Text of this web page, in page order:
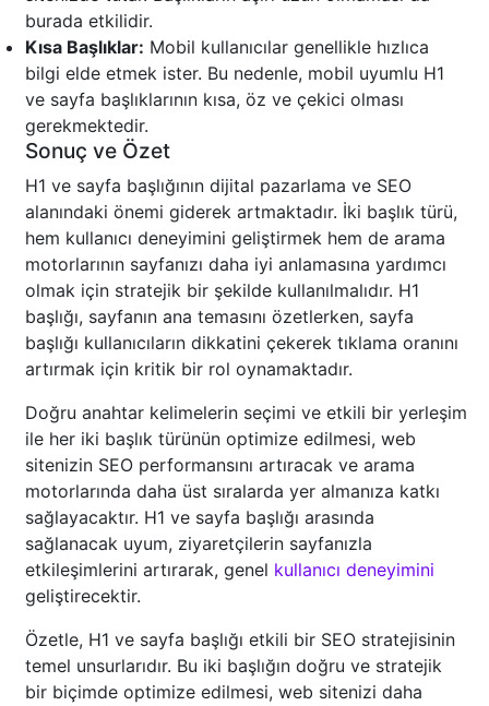
burada etkilidir.
Kısa Başlıklar: Mobil kullanıcılar genellikle hızlıca
bilgi elde etmek ister. Bu nedenle, mobil uyumlu H1
ve sayfa başlıklarının kısa, öz ve çekici olması
gerekmektedir.
Sonuç ve Özet
H1 ve sayfa başlığının dijital pazarlama ve SEO
alanındaki önemi giderek artmaktadır. İki başlık türü,
hem kullanıcı deneyimini geliştirmek hem de arama
motorlarının sayfanızı daha iyi anlamasına yardımcı
olmak için stratejik bir şekilde kullanılmalıdır. H1
başlığı, sayfanın ana temasını özetlerken, sayfa
başlığı kullanıcıların dikkatini çekerek tıklama oranını
artırmak için kritik bir rol oynamaktadır.
Doğru anahtar kelimelerin seçimi ve etkili bir yerleşim
ile her iki başlık türünün optimize edilmesi, web
sitenizin SEO performansını artıracak ve arama
motorlarında daha üst sıralarda yer almanıza katkı
sağlayacaktır. H1 ve sayfa başlığı arasında
sağlanacak uyum, ziyaretçilerin sayfanızla
etkileşimlerini artırarak, genel kullanıcı deneyimini
geliştirecektir.
Özetle, H1 ve sayfa başlığı etkili bir SEO stratejisinin
temel unsurlarıdır. Bu iki başlığın doğru ve stratejik
bir biçimde optimize edilmesi, web sitenizi daha